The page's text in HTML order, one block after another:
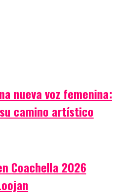
nueva voz femenina:
camino artístico
Coachella 2026